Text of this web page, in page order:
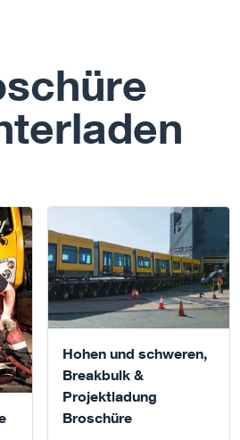
Hohen und schweren,
Breakbulk &
Projektladung
Broschüre